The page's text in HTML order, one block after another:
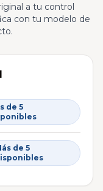
a tu control
con tu modelo de
de 5
de 5